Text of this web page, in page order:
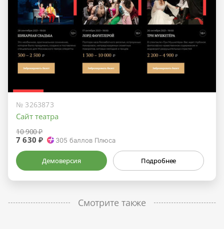
№ 3263873
Сайт театра
10 900 ₽
7 630 ₽ 305 баллов Плюса
Демоверсия Подробнее
Смотрите также